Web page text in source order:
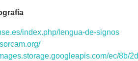
index.php/lengua-de-signos
ec/8b/